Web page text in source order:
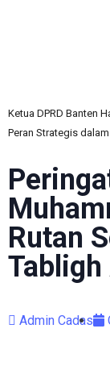
Ketua DPRD Banten
Peran Strategis
Rutan
Admin Cadas